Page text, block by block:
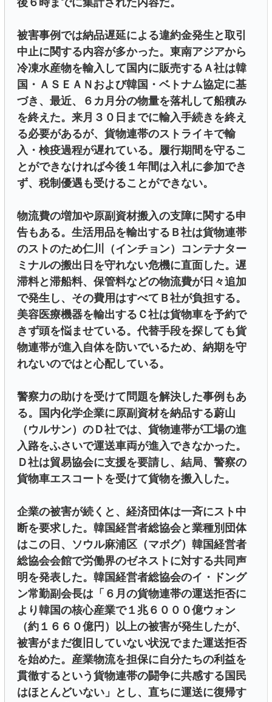
後６時までに集計された内容だ。
被害事例では納品遅延による違約金発生と取引
中止に関する内容が多かった。東南アジアから
冷凍水産物を輸入して国内に販売するＡ社は韓
国・ＡＳＥＡＮおよび韓国・ベトナム協定に基
づき、最近、６カ月分の物量を落札して船積み
を終えた。来月３０日までに輸入手続きを終え
る必要があるが、貨物連帯のストライキで輸
入・検疫過程が遅れている。履行期間を守るこ
とができなければ今後１年間は入札に参加でき
ず、税制優遇も受けることができない。
物流費の増加や原副資材搬入の支障に関する申
告もある。生活用品を輸出するＢ社は貨物連帯
のストのため仁川（インチョン）コンテナター
ミナルの搬出日を守れない危機に直面した。遅
滞料と滞船料、保管料などの物流費が日々追加
で発生し、その費用はすべてＢ社が負担する。
美容医療機器を輸出するＣ社は貨物車を予約で
きず頭を悩ませている。代替手段を探しても貨
物連帯が進入自体を防いでいるため、納期を守
れないのではと心配している。
警察力の助けを受けて問題を解決した事例もあ
る。国内化学企業に原副資材を納品する蔚山
（ウルサン）のＤ社では、貨物連帯が工場の進
入路をふさいで運送車両が進入できなかった。
Ｄ社は貿易協会に支援を要請し、結局、警察の
貨物車エスコートを受けて貨物を搬入した。
企業の被害が続くと、経済団体は一斉にスト中
断を要求した。韓国経営者総協会と業種別団体
はこの日、ソウル麻浦区（マポグ）韓国経営者
総協会会館で労働界のゼネストに対する共同声
明を発表した。韓国経営者総協会のイ・ドング
ン常勤副会長は「６月の貨物連帯の運送拒否に
より韓国の核心産業で１兆６０００億ウォン
（約１６６０億円）以上の被害が発生したが、
被害がまだ復旧していない状況でまた運送拒否
を始めた。産業物流を担保に自分たちの利益を
貫徹するという貨物連帯の闘争に共感する国民
はほとんどいない」とし、直ちに運送に復帰す